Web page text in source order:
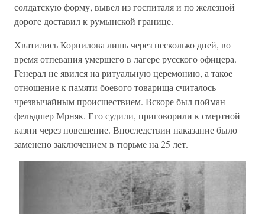
солдатскую форму, вывел из госпиталя и по железной
дороге доставил к румынской границе.
Хватились Корнилова лишь через несколько дней, во
время отпевания умершего в лагере русского офицера.
Генерал не явился на ритуальную церемонию, а такое
отношение к памяти боевого товарища считалось
чрезвычайным происшествием. Вскоре был пойман
фельдшер Мрняк. Его судили, приговорили к смертной
казни через повешение. Впоследствии наказание было
заменено заключением в тюрьме на 25 лет.